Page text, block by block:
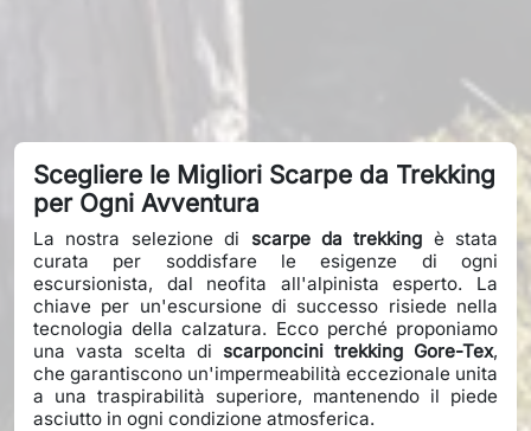
Scegliere le Migliori Scarpe da Trekking
per Ogni Avventura
La nostra selezione di scarpe da trekking è stata
curata per soddisfare le esigenze di ogni
escursionista, dal neofita all'alpinista esperto. La
chiave per un'escursione di successo risiede nella
tecnologia della calzatura. Ecco perché proponiamo
una vasta scelta di scarponcini trekking Gore-Tex,
che garantiscono un'impermeabilità eccezionale unita
a una traspirabilità superiore, mantenendo il piede
asciutto in ogni condizione atmosferica.